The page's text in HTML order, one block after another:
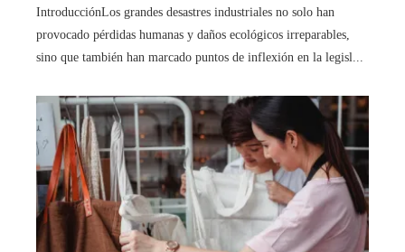
IntroducciónLos grandes desastres industriales no solo han
provocado pérdidas humanas y daños ecológicos irreparables,
sino que también han marcado puntos de inflexión en la legisl...